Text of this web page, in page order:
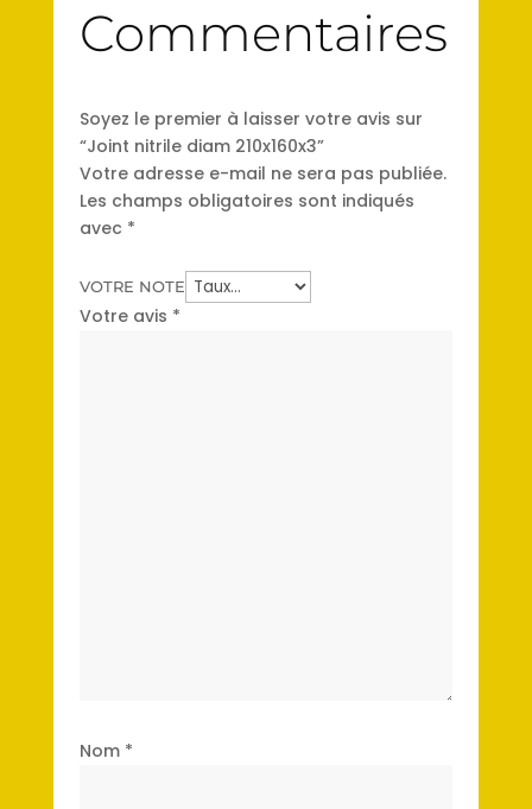
Commentaires
Soyez le premier à laisser votre avis sur
“Joint nitrile diam 210x160x3”
Votre adresse e-mail ne sera pas publiée.
Les champs obligatoires sont indiqués
avec *
VOTRE NOTE
Votre avis *
Nom *